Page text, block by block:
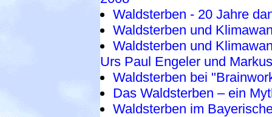
Waldsterben - 20 Jahre
Waldsterben und
Waldsterben und
Urs Paul Engeler und
Waldsterben bei
Das Waldsterben – ein
Waldsterben im